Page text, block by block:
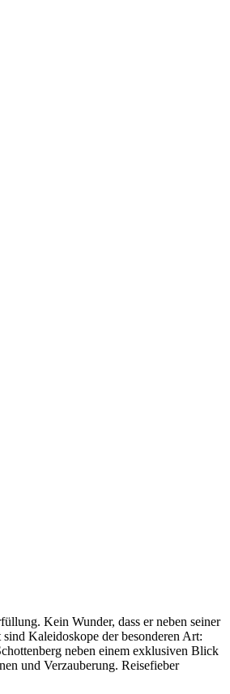
Kein Wunder, dass er neben seiner
Kaleidoskope der besonderen Art:
neben einem exklusiven Blick
und Verzauberung. Reisefieber